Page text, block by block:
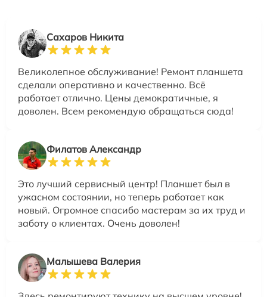
Сахаров Никита
Великолепное обслуживание! Ремонт планшета
сделали оперативно и качественно. Всё
работает отлично. Цены демократичные, я
доволен. Всем рекомендую обращаться сюда!
Филатов Александр
Это лучший сервисный центр! Планшет был в
ужасном состоянии, но теперь работает как
новый. Огромное спасибо мастерам за их труд и
заботу о клиентах. Очень доволен!
Малышева Валерия